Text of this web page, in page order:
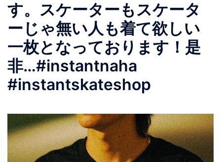
す。スケーターもスケータ
ーじゃ無い人も着て欲しい
一枚となっております！是
非…#instantnaha
#instantskateshop